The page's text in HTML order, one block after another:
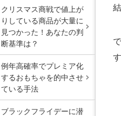
クリスマス商戦で値上が
りしている商品が大量に
見つかった！あなたの判
断基準は？
例年高確率でプレミア化
するおもちゃを的中させ
ている手法
ブラックフライデーに潜